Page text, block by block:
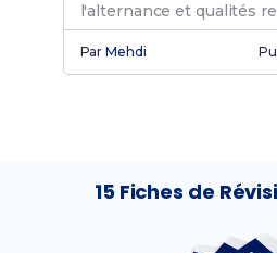
l'alternance et qualités
formation technique de
les portes de
ParMehdi
15 Fiches de